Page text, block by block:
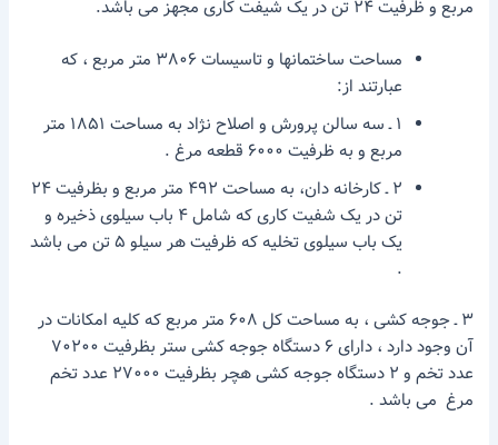
مربع و ظرفیت ۲۴ تن در یک شیفت کاری مجهز می باشد.
مساحت ساختمانها و تاسیسات ۳۸۰۶ متر مربع ، که
عبارتند از:
۱ ـ سه سالن پرورش و اصلاح نژاد به مساحت ۱۸۵۱ متر
مربع و به ظرفیت ۶۰۰۰ قطعه مرغ .
۲ ـ کارخانه دان، به مساحت ۴۹۲ متر مربع و بظرفیت ۲۴
تن در یک شفیت کاری که شامل ۴ باب سیلوی ذخیره و
یک باب سیلوی تخلیه که ظرفیت هر سیلو ۵ تن می باشد
.
۳ ـ جوجه کشی ، به مساحت کل ۶۰۸ متر مربع که کلیه امکانات در
آن وجود دارد ، دارای ۶ دستگاه جوجه کشی ستر بظرفیت ۷۰۲۰۰
عدد تخم و ۲ دستگاه جوجه کشی هچر بظرفیت ۲۷۰۰۰ عدد تخم
مرغ می باشد .